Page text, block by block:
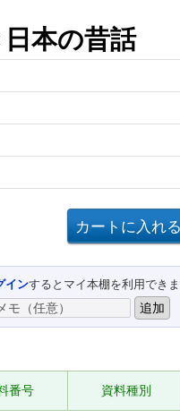
き日本の
インするとマイ本棚を利用できま
番号 資料種別